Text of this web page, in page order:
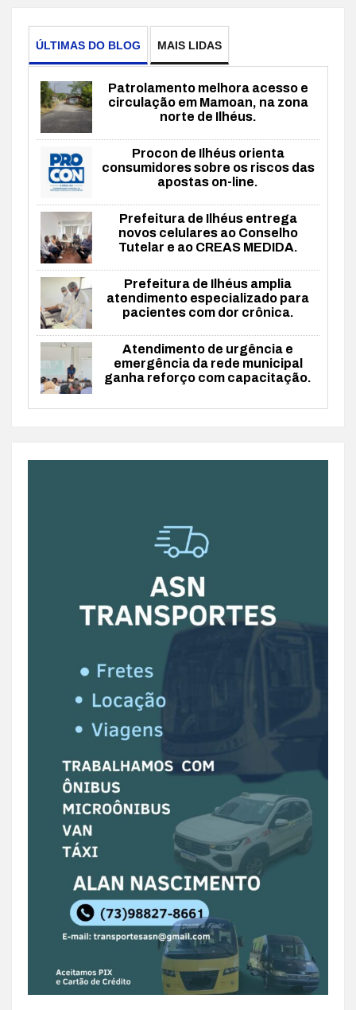
ÚLTIMAS DO BLOG MAIS LIDAS
Patrolamento melhora acesso e
circulação em Mamoan, na zona
norte de Ilhéus.
Procon de Ilhéus orienta
consumidores sobre os riscos das
apostas on-line.
Prefeitura de Ilhéus entrega
novos celulares ao Conselho
Tutelar e ao CREAS MEDIDA.
Prefeitura de Ilhéus amplia
atendimento especializado para
pacientes com dor crônica.
Atendimento de urgência e
emergência da rede municipal
ganha reforço com capacitação.